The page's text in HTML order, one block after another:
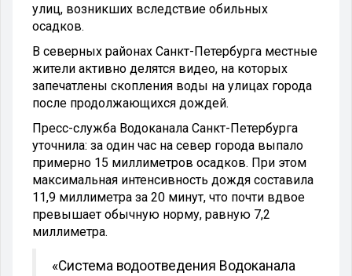
улиц, возникших вследствие обильных
осадков.
В северных районах Санкт-Петербурга местные
жители активно делятся видео, на которых
запечатлены скопления воды на улицах города
после продолжающихся дождей.
Пресс-служба Водоканала Санкт-Петербурга
уточнила: за один час на север города выпало
примерно 15 миллиметров осадков. При этом
максимальная интенсивность дождя составила
11,9 миллиметра за 20 минут, что почти вдвое
превышает обычную норму, равную 7,2
миллиметра.
«Система водоотведения Водоканала